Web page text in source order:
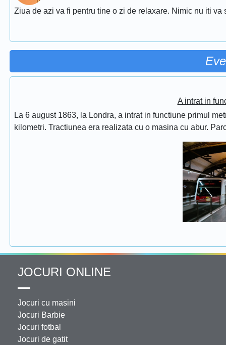
Ziua de azi va fi pentru tine o zi de relaxare. Nimic nu iti va
A intrat in
La 6 august 1863, la Londra, a intrat in functiune primul
kilometri. Tractiunea era realizata cu o masina cu abur.
JOCURI ONLINE
Jocuri cu masini
Jocuri Barbie
Jocuri fotbal
Jocuri de gatit